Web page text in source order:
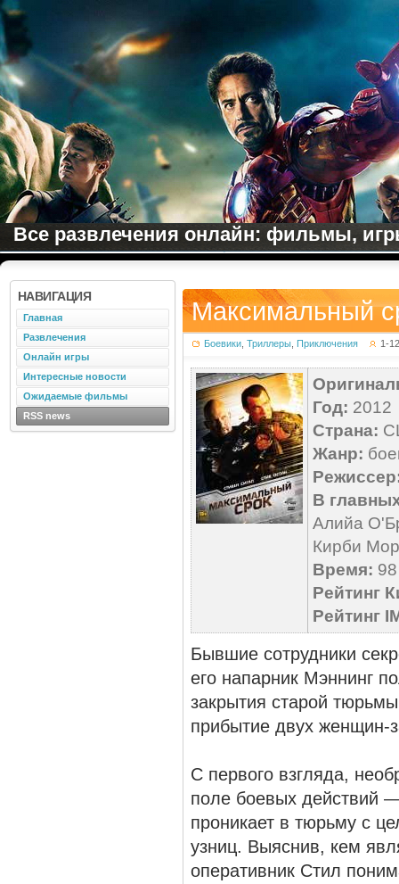
Все развлечения онлайн: фильмы,
Максимальный
Боевики Триллеры Приключения 1-
Год: 2012
Страна:
Жанр:
В
Алийа
Кирби
Время:
Рейтинг
Рейтинг
Бывшие сотрудники
его напарник Мэннинг
закрытия старой
прибытие двух женщин-
С первого взгляда,
поле боевых действий
проникает в тюрьму с
узниц. Выяснив, кем
оперативник Стил
НАВИГАЦИЯ
Главная
Развлечения
Онлайн игры
Интересные новости
Ожидаемые фильмы
RSS news